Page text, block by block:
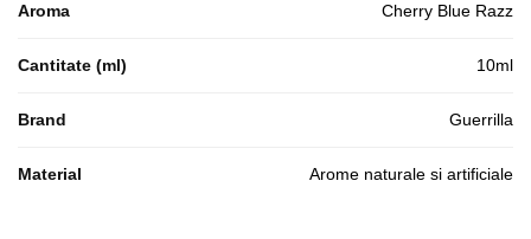
Aroma Cherry Blue Razz
Cantitate (ml) 10ml
Brand Guerrilla
Material Arome naturale si artificiale